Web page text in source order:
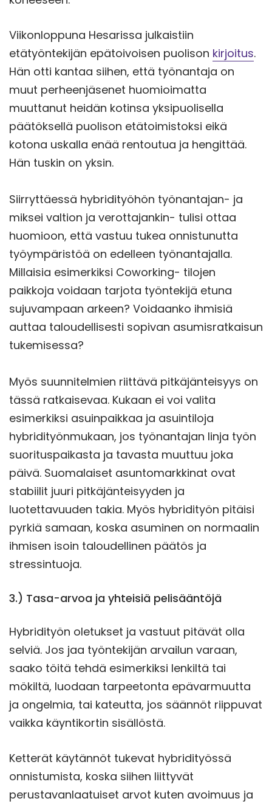
Viikonloppuna Hesarissa julkaistiin
etätyöntekijän epätoivoisen puolison kirjoitus.
Hän otti kantaa siihen, että työnantaja on
muut perheenjäsenet huomioimatta
muuttanut heidän kotinsa yksipuolisella
päätöksellä puolison etätoimistoksi eikä
kotona uskalla enää rentoutua ja hengittää.
Hän tuskin on yksin.
Siirryttäessä hybridityöhön työnantajan- ja
miksei valtion ja verottajankin- tulisi ottaa
huomioon, että vastuu tukea onnistunutta
työympäristöä on edelleen työnantajalla.
Millaisia esimerkiksi Coworking- tilojen
paikkoja voidaan tarjota työntekijä etuna
sujuvampaan arkeen? Voidaanko ihmisiä
auttaa taloudellisesti sopivan asumisratkaisun
tukemisessa?
Myös suunnitelmien riittävä pitkäjänteisyys on
tässä ratkaisevaa. Kukaan ei voi valita
esimerkiksi asuinpaikkaa ja asuintiloja
hybridityönmukaan, jos työnantajan linja työn
suorituspaikasta ja tavasta muuttuu joka
päivä. Suomalaiset asuntomarkkinat ovat
stabiilit juuri pitkäjänteisyyden ja
luotettavuuden takia. Myös hybridityön pitäisi
pyrkiä samaan, koska asuminen on normaalin
ihmisen isoin taloudellinen päätös ja
stressintuoja.
3.) Tasa-arvoa ja yhteisiä pelisääntöjä
Hybridityön oletukset ja vastuut pitävät olla
selviä. Jos jaa työntekijän arvailun varaan,
saako töitä tehdä esimerkiksi lenkiltä tai
mökiltä, luodaan tarpeetonta epävarmuutta
ja ongelmia, tai kateutta, jos säännöt riippuvat
vaikka käyntikortin sisällöstä.
Ketterät käytännöt tukevat hybridityössä
onnistumista, koska siihen liittyvät
perustavanlaatuiset arvot kuten avoimuus ja